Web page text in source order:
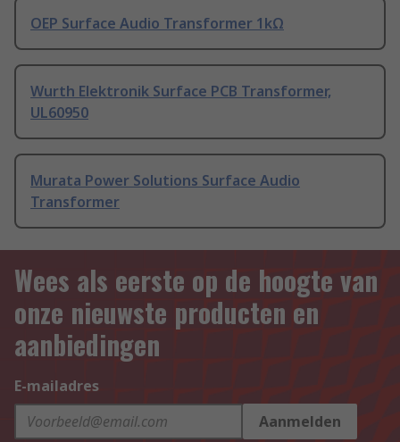
OEP Surface Audio Transformer 1kΩ
Wurth Elektronik Surface PCB Transformer,
UL60950
Murata Power Solutions Surface Audio
Transformer
Wees als eerste op de hoogte van
onze nieuwste producten en
aanbiedingen
E-mailadres
Aanmelden